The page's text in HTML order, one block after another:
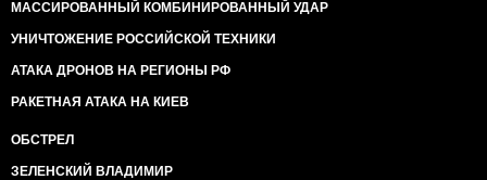
МАССИРОВАННЫЙ КОМБИНИРОВАННЫЙ УДАР
УНИЧТОЖЕНИЕ РОССИЙСКОЙ ТЕХНИКИ
АТАКА ДРОНОВ НА РЕГИОНЫ РФ
РАКЕТНАЯ АТАКА НА КИЕВ
ОБСТРЕЛ
ЗЕЛЕНСКИЙ ВЛАДИМИР